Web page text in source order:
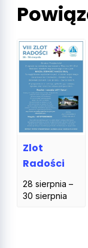
Zlot
Radości
28 sierpnia –
30 sierpnia